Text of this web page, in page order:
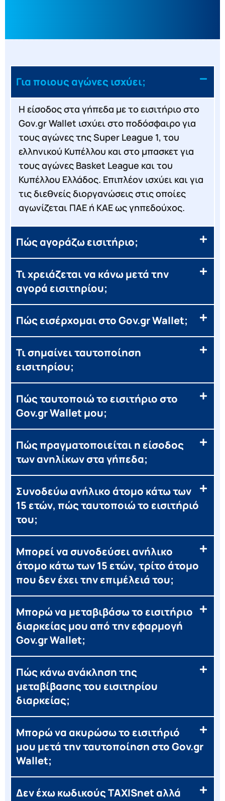
Για ποιους αγώνες ισχύει;
Η είσοδος στα γήπεδα με το εισιτήριο στο
Gov.gr Wallet ισχύει στο ποδόσφαιρο για
τους αγώνες της Super League 1, του
ελληνικού Κυπέλλου και στο μπασκετ για
τους αγώνες Basket League και του
Κυπέλλου Ελλάδος. Επιπλέον ισχύει και για
τις διεθνείς διοργανώσεις στις οποίες
αγωνίζεται ΠΑΕ ή ΚΑΕ ως γηπεδούχος.
Πώς αγοράζω εισιτήριο;
Τι χρειάζεται να κάνω μετά την
αγορά εισιτηρίου;
Πώς εισέρχομαι στο Gov.gr Wallet;
Τι σημαίνει ταυτοποίηση
εισιτηρίου;
Πώς ταυτοποιώ το εισιτήριο στο
Gov.gr Wallet μου;
Πώς πραγματοποιείται η είσοδος
των ανηλίκων στα γήπεδα;
Συνοδεύω ανήλικο άτομο κάτω των
15 ετών, πώς ταυτοποιώ το εισιτήριό
του;
Μπορεί να συνοδεύσει ανήλικο
άτομο κάτω των 15 ετών, τρίτο άτομο
που δεν έχει την επιμέλειά του;
Μπορώ να μεταβιβάσω το εισιτήριο
διαρκείας μου από την εφαρμογή
Gov.gr Wallet;
Πώς κάνω ανάκληση της
μεταβίβασης του εισιτηρίου
διαρκείας;
Μπορώ να ακυρώσω το εισιτήριό
μου μετά την ταυτοποίηση στο Gov.gr
Wallet;
Δεν έχω κωδικούς TAXISnet αλλά